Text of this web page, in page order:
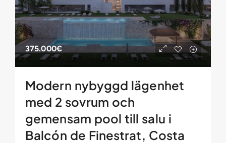
375.000€
Modern nybyggd lägenhet
med 2 sovrum och
gemensam pool till salu i
Balcón de Finestrat, Costa